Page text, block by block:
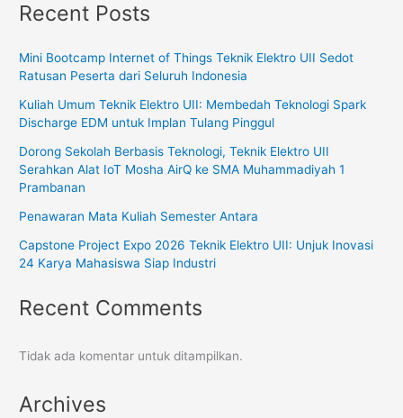
Recent Posts
Mini Bootcamp Internet of Things Teknik Elektro UII Sedot
Ratusan Peserta dari Seluruh Indonesia
Kuliah Umum Teknik Elektro UII: Membedah Teknologi Spark
Discharge EDM untuk Implan Tulang Pinggul
Dorong Sekolah Berbasis Teknologi, Teknik Elektro UII
Serahkan Alat IoT Mosha AirQ ke SMA Muhammadiyah 1
Prambanan
Penawaran Mata Kuliah Semester Antara
Capstone Project Expo 2026 Teknik Elektro UII: Unjuk Inovasi
24 Karya Mahasiswa Siap Industri
Recent Comments
Tidak ada komentar untuk ditampilkan.
Archives